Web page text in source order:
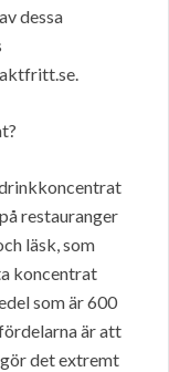
dessa
restauranger
läsk, som
koncentrat
som är 600
är att
det extremt